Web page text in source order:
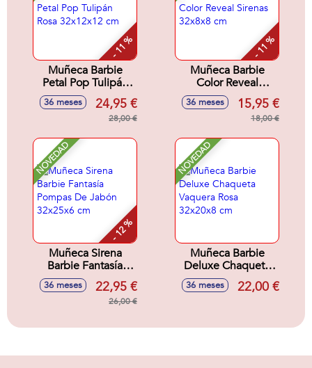
- 11 %
Muñeca Barbie
Petal Pop Tulipán
Rosa 32x12x12 cm
36 meses 24,95 €
28,00 €
- 11 %
Muñeca Barbie
Color Reveal
Sirenas 32x8x8 cm
36 meses 15,95 €
18,00 €
NOVEDAD
- 12 %
Muñeca Sirena
Barbie Fantasía
Pompas De Jabón
32x25x6 cm
36 meses 22,95 €
26,00 €
NOVEDAD
Muñeca Barbie
Deluxe Chaqueta
Vaquera Rosa
32x20x8 cm
36 meses 22,00 €